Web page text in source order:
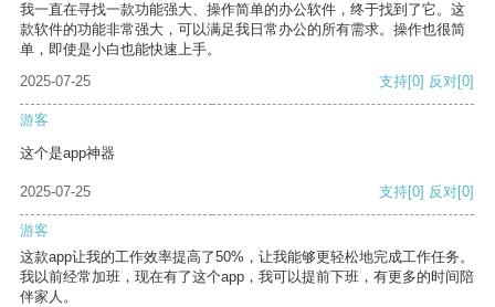
我一直在寻找一款功能强大、操作简单的办公软件，终于找到了它。这
款软件的功能非常强大，可以满足我日常办公的所有需求。操作也很简
单，即使是小白也能快速上手。
2025-07-25
支持[0] 反对[0]
游客
这个是app神器
2025-07-25 支持[0] 反对[0]
游客
这款app让我的工作效率提高了50%，让我能够更轻松地完成工作任务。
我以前经常加班，现在有了这个app，我可以提前下班，有更多的时间陪
伴家人。